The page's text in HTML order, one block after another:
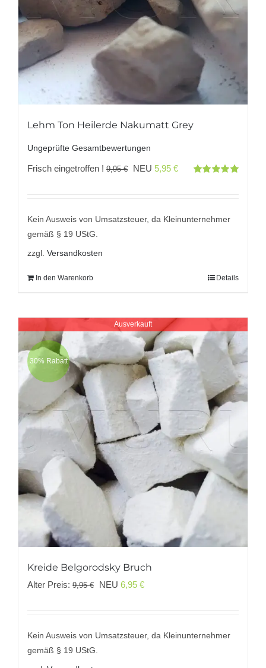
Lehm Ton Heilerde Nakumatt Grey
Ungeprüfte Gesamtbewertungen
Frisch eingetroffen ! 9,95€
Ursprünglicher
9,95 €
NEU 5,95 €Aktueller
5,95 €.
Kein Ausweis von Umsatzsteuer, da Kleinunternehmer
gemäß § 19 UStG.
zzgl. Versandkosten
In den Warenkorb Details
Ausverkauft
30% Rabatt
Kreide Belgorodsky Bruch
Alter Preis: 9,95€
Ursprünglicher
9,95 €
NEU 6,95 €Aktueller
6,95 €.
Kein Ausweis von Umsatzsteuer, da Kleinunternehmer
gemäß § 19 UStG.